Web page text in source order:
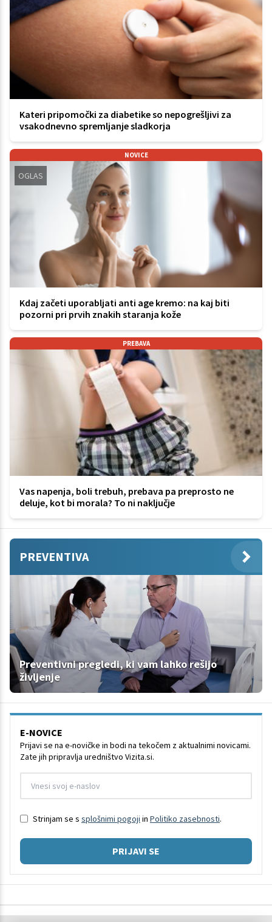
Kateri pripomočki za diabetike so nepogrešljivi za
vsakodnevno spremljanje sladkorja
NOVICE
OGLAS
Kdaj začeti uporabljati anti age kremo: na kaj biti
pozorni pri prvih znakih staranja kože
PREBAVA
Vas napenja, boli trebuh, prebava pa preprosto ne
deluje, kot bi morala? To ni naključje
PREVENTIVA
Preventivni pregledi, ki vam lahko rešijo
življenje
E-NOVICE
Prijavi se na e-novičke in bodi na tekočem z aktualnimi novicami.
Zate jih pripravlja uredništvo Vizita.si.
Strinjam se s splošnimi pogoji in Politiko zasebnosti.
PRIJAVI SE